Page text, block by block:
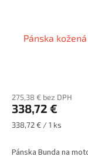
Pánska
275,38 € bez DPH
338,72 €
Jednotková
338,72 € / 1 ks
Pánska Bunda na